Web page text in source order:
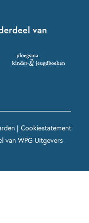
van
| Cookiestatement
van WPG Uitgevers